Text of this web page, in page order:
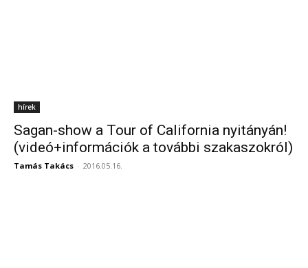
hírek
Sagan-show a Tour of California nyitányán!
(videó+információk a további szakaszokról)
Tamás Takács - 2016.05.16.